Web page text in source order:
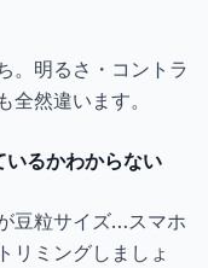
。明るさ・コントラ
然違います。
いるかわからない
豆粒サイズ…スマホ
リミングしましょ